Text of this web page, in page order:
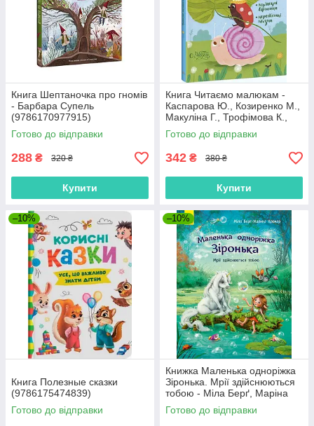
Книга Шептаночка про гномів
- Барбара Супель
(9786170977915)
Готово до відправки
288 ₴ 320 ₴
Купити
Книга Читаємо малюкам -
Каспарова Ю., Козиренко М.,
Макуліна Г., Трофімова К.,
Юліта Ран (9786170976888)
Готово до відправки
342 ₴ 380 ₴
Купити
–10%
Книга Полезные сказки
(9786175474839)
Готово до відправки
–10%
Книжка Маленька одноріжка
Зіронька. Мрії здійснюються
тобою - Міла Берґ, Маріна
Кремер (9786170959324)
Готово до відправки